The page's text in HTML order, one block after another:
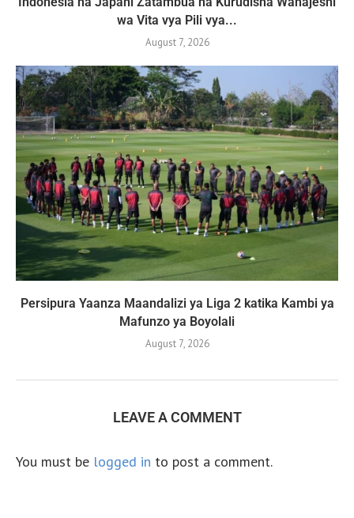
wa Vita vya Pili vya...
August 7, 2026
Persipura Yaanza Maandalizi ya Liga 2 katika Kambi ya
Mafunzo ya Boyolali
August 7, 2026
LEAVE A COMMENT
You must be logged in to post a comment.